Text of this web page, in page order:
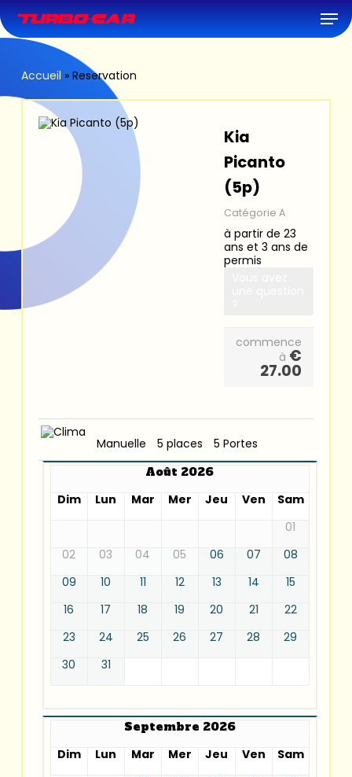
to
main
content
Accueil » Reservation
Kia
Picanto
(5p)
Catégorie A
à partir de 23
ans et 3 ans de
permis
commence
à €
27.00
Manuelle 5 places
5 Portes
Août 2026
Dim
Lun Mar Mer Jeu Ven
Sam
01
02
03 04 05 06 07
08
09
10 11 12 13 14
15
16
17 18 19 20 21
22
23
24 25 26 27 28
29
30
31
Septembre 2026
Dim
Lun Mar Mer Jeu Ven
Sam